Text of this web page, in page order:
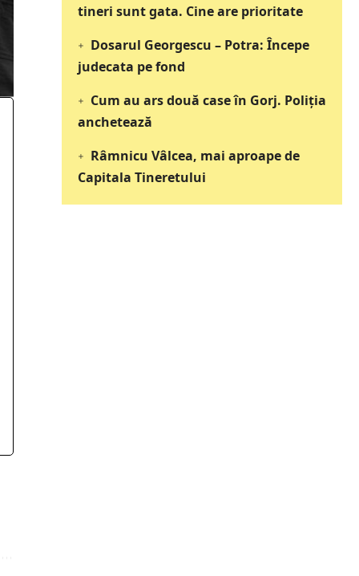
tineri sunt gata. Cine are prioritate
Dosarul Georgescu – Potra: Începe
judecata pe fond
Cum au ars două case în Gorj. Poliția
anchetează
Râmnicu Vâlcea, mai aproape de
Capitala Tineretului